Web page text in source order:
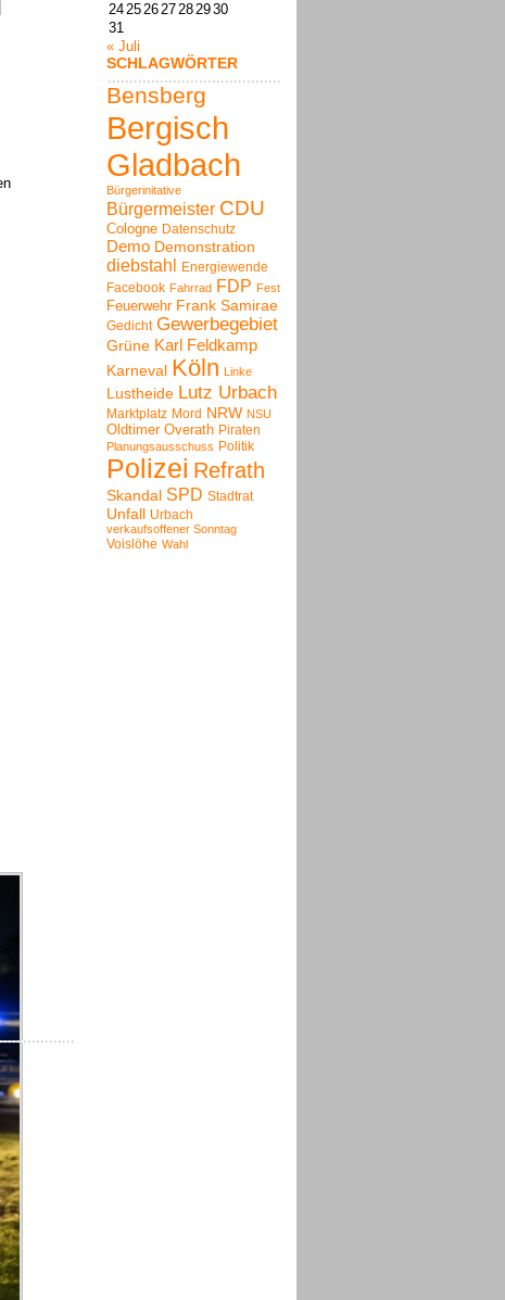
24252627282930
31
« Juli
SCHLAGWÖRTER
Bensberg
Bergisch
Gladbach
Bürgerinitative
Bürgermeister CDU
Cologne Datenschutz
Demo Demonstration
diebstahl Energiewende
Facebook Fahrrad FDP Fest
Feuerwehr Frank Samirae
Gedicht Gewerbegebiet
Grüne Karl Feldkamp
Karneval Köln Linke
Lustheide Lutz Urbach
Marktplatz Mord NRW NSU
Oldtimer Overath Piraten
Planungsausschuss Politik
Polizei Refrath
Skandal SPD Stadtrat
Unfall Urbach
verkaufsoffener Sonntag
Voislöhe Wahl